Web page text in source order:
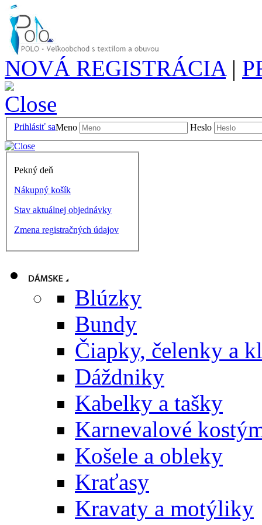
NOVÁ REGISTRÁCIA|
Meno Heslo
Prihlásiť sa
Pekný deň
Nákupný košík
Stav aktuálnej objednávky
Zmena registračných údajov
Blúzky
Bundy
Čiapky, čelenky a
Dáždniky
Kabelky a tašky
Karnevalové
Košele a obleky
Kraťasy
Kravaty a motýliky